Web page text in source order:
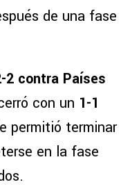
de una fase
2 contra Países
con un 1-1
permitió terminar
en la fase